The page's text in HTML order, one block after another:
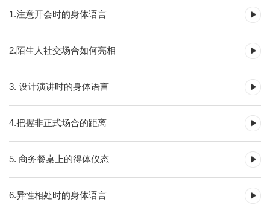
1.注意开会时的身体语言
2.陌生人社交场合如何亮相
3. 设计演讲时的身体语言
4.把握非正式场合的距离
5. 商务餐桌上的得体仪态
6.异性相处时的身体语言